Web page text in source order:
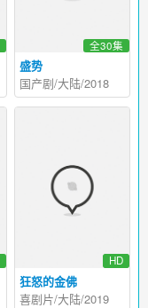
盛势
全30集
国产剧/大陆/2018
狂怒的金佛
HD
喜剧片/大陆/2019